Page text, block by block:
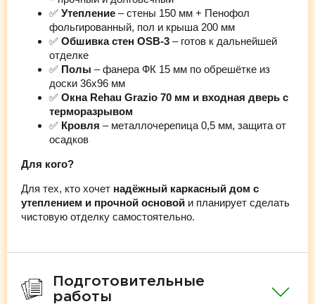
✅ Утепление – стены 150 мм + Пенофол
фольгированный, пол и крыша 200 мм
✅ Обшивка стен OSB-3 – готов к дальнейшей
отделке
✅ Полы – фанера ФК 15 мм по обрешётке из
доски 36х96 мм
✅ Окна Rehau Grazio 70 мм и входная дверь с
терморазрывом
✅ Кровля – металлочерепица 0,5 мм, защита от
осадков
Для кого?
Для тех, кто хочет надёжный каркасный дом с
утеплением и прочной основой и планирует сделать
чистовую отделку самостоятельно.
Подготовительные
работы